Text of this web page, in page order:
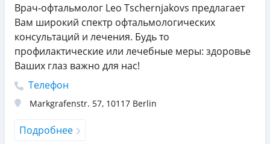
Врач-офтальмолог Leo Tschernjakovs предлагает
Вам широкий спектр офтальмологических
консультаций и лечения. Будь то
профилактические или лечебные меры: здоровье
Ваших глаз важно для нас!
Телефон
Markgrafenstr. 57, 10117 Berlin
Подробнее